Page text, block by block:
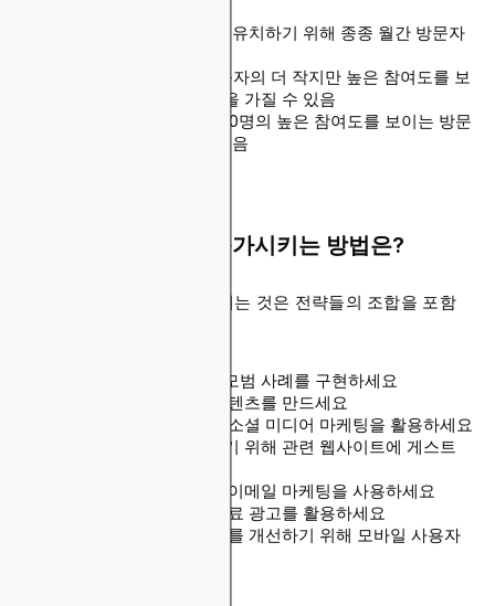
스폰서 콘텐츠: 스폰서를 유치하기 위해 종종 월간 방문자
디지털 제품: 1,000+ 방문자의 더 작지만 높은 참여도를 보
이는 관객으로도 수익성을 가질 수 있음
멤버십 사이트: 500-1,000명의 높은 참여도를 보이는 방문
자로도 실행 가능할 수 있음
웹사이트 트래픽을 증가시키는 방법은?
웹사이트 트래픽을 증가시키는 것은 전략들의 조합을 포함
검색 엔진 최적화(SEO) 모범 사례를 구현하세요
고품질의 공유 가능한 콘텐츠를 만드세요
콘텐츠를 홍보하기 위해 소셜 미디어 마케팅을 활용하세요
백링크와 노출을 구축하기 위해 관련 웹사이트에 게스트
재방문을 촉진하기 위해 이메일 마케팅을 사용하세요
가시성을 높이기 위해 유료 광고를 활용하세요
사용자 경험과 검색 순위를 개선하기 위해 모바일 사용자